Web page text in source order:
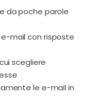
da poche parole
mail con risposte
scegliere
le e-mail in